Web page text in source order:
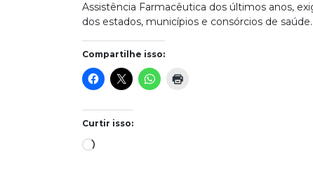
Assistência Farmacêutica dos últimos anos,
dos estados, municípios e consórcios de saúde.
Compartilhe isso:
Curtir isso:
Carregando...